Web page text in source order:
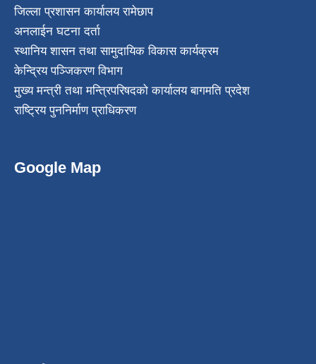
जिल्ला प्रशासन कार्यालय रामेछाप
अनलाईन घटना दर्ता
स्थानिय शासन तथा सामुदायिक विकास कार्यक्रम
केन्द्रिय पञ्जिकरण विभाग
मुख्य मन्त्री तथा मन्त्रिपरिषदको कार्यालय बागमति प्रदेश
राष्ट्रिय पुननिर्माण प्राधिकरण
Google Map